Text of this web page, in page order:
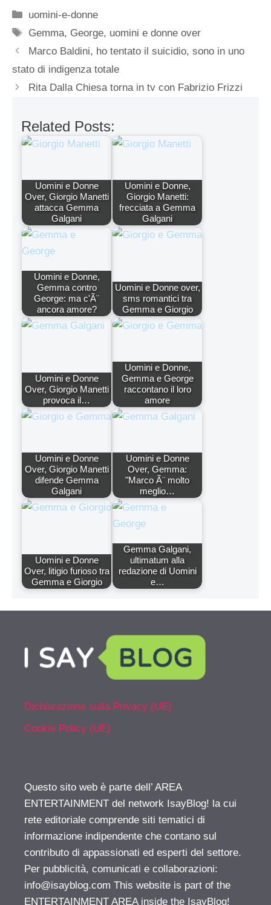
Categorie
uomini-e-donne
Tag
Gemma, George, uomini e donne over
Marco Baldini, ho tentato il suicidio, sono in uno
stato di indigenza totale
Rita Dalla Chiesa torna in tv con Fabrizio Frizzi
Related Posts:
Uomini e Donne
Over, Giorgio Manetti
attacca Gemma
Galgani
Uomini e Donne,
Giorgio Manetti:
frecciata a Gemma
Galgani
Uomini e Donne,
Gemma contro
George: ma c'Ã¨
ancora amore?
Uomini e Donne over,
sms romantici tra
Gemma e Giorgio
Uomini e Donne
Over, Giorgio Manetti
provoca il…
Uomini e Donne,
Gemma e George
raccontano il loro
amore
Uomini e Donne
Over, Giorgio Manetti
difende Gemma
Galgani
Uomini e Donne
Over, Gemma:
"Marco Ã¨ molto
meglio…
Uomini e Donne
Over, litigio furioso tra
Gemma e Giorgio
Gemma Galgani,
ultimatum alla
redazione di Uomini
e…
Dichiarazione sulla Privacy (UE)
Cookie Policy (UE)
Questo sito web è parte dell’ AREA
ENTERTAINMENT del network IsayBlog! la cui
rete editoriale comprende siti tematici di
informazione indipendente che contano sul
contributo di appassionati ed esperti del settore.
Per pubblicità, comunicati e collaborazioni:
info@isayblog.com This website is part of the
ENTERTAINMENT AREA inside the IsayBlog!